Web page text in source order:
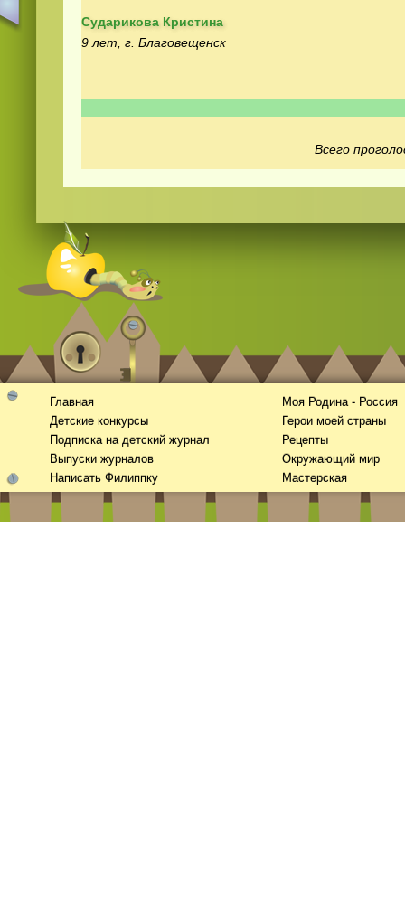
Сударикова Кристина
9 лет, г. Благовещенск
Всего
Главная
Детские конкурсы
Подписка на детский журнал
Выпуски журналов
Написать Филиппку
Моя Родина - Россия
Герои моей страны
Рецепты
Окружающий мир
Мастерская
Смотреть видео